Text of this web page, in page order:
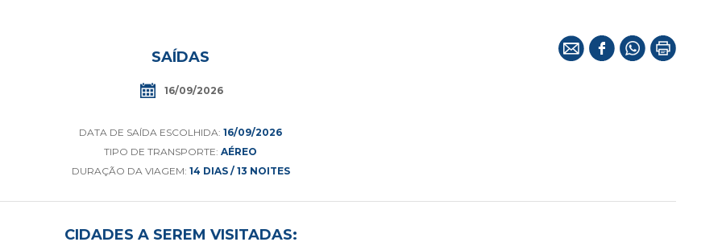
SAÍDAS
16/09/2026
DATA DE SAÍDA ESCOLHIDA: 16/09/2026
TIPO DE TRANSPORTE: AÉREO
DURAÇÃO DA VIAGEM: 14 DIAS / 13 NOITES
CIDADES A SEREM VISITADAS: